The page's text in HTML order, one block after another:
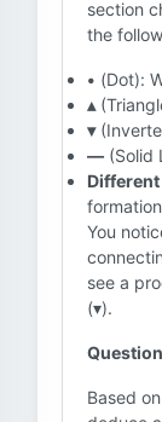
section
the
• (Dot):
▴
▾
— (Solid
You
see a
(▾).
Based